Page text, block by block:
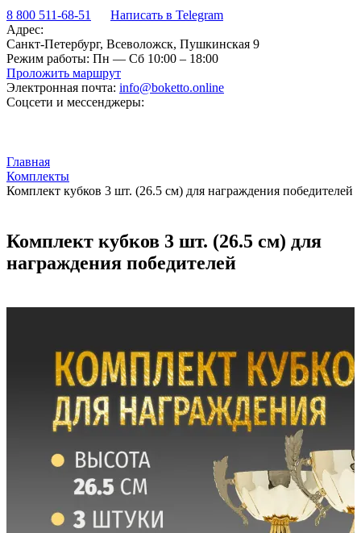
8 800 511-68-51
Написать в Telegram
Адрес:
Санкт-Петербург, Всеволожск, Пушкинская 9
Режим работы: Пн — Сб 10:00 – 18:00
Проложить маршрут
Электронная почта: info@boketto.online
Соцсети и мессенджеры:
Главная
Комплекты
Комплект кубков 3 шт. (26.5 см) для награждения победителей
Комплект кубков 3 шт. (26.5 см) для
награждения победителей